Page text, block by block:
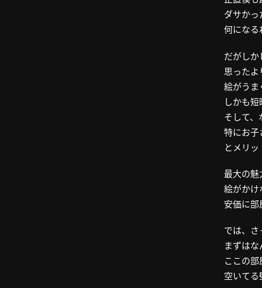
ダサか
何になる
だがし
思った
絵がうま
しかも
そして
特にお子
とメリ
最大の魅
絵がかけ
安価に部
では、さ
まずは
ここの
空いて